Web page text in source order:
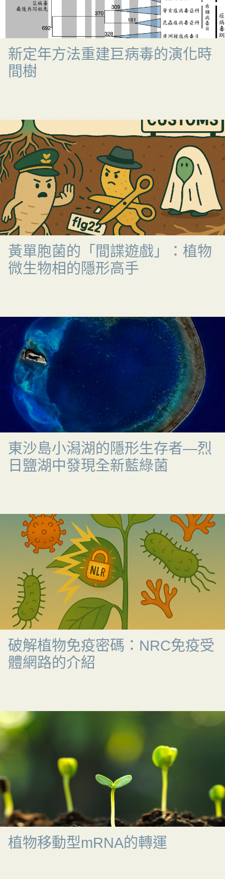
新定年方法重建巨病毒的演化時
間樹
黃單胞菌的「間諜遊戲」：植物
微生物相的隱形高手
東沙島小潟湖的隱形生存者—烈
日鹽湖中發現全新藍綠菌
破解植物免疫密碼：NRC免疫受
體網路的介紹
植物移動型mRNA的轉運